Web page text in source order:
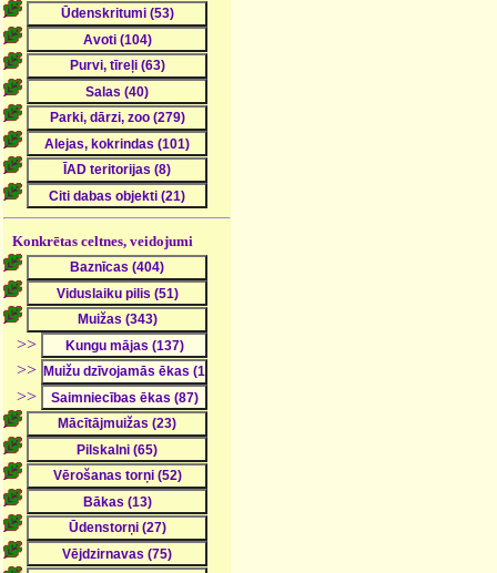
Konkrētas celtnes, veidojumi
>>
>>
>>